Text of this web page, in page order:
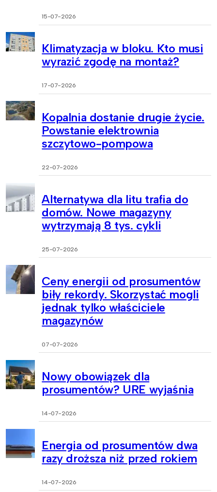
15-07-2026
Klimatyzacja w bloku. Kto musi
wyrazić zgodę na montaż?
17-07-2026
Kopalnia dostanie drugie życie.
Powstanie elektrownia
szczytowo-pompowa
22-07-2026
Alternatywa dla litu trafia do
domów. Nowe magazyny
wytrzymają 8 tys. cykli
25-07-2026
Ceny energii od prosumentów
biły rekordy. Skorzystać mogli
jednak tylko właściciele
magazynów
07-07-2026
Nowy obowiązek dla
prosumentów? URE wyjaśnia
14-07-2026
Energia od prosumentów dwa
razy droższa niż przed rokiem
14-07-2026